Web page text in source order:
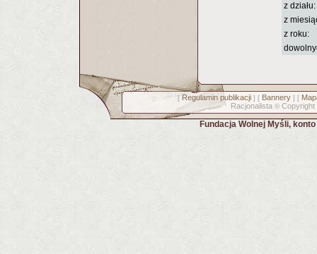
z działu:
z
z roku:
[ Regulamin publikacji] [ Bannery] [
Racjonalista © Copyright
Fundacja Wolnej Myśli,